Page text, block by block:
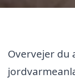
Overvejer du